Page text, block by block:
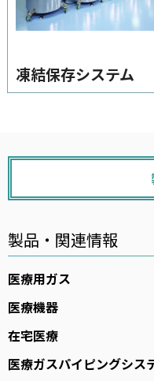
高気圧酸素療法（HBOT
カタログ・資料請求
医療ガスパイピングシ
バイオ機器
イベント・セミナー
凍結保存システム
製品・関連情報
医療用ガス
医療機器
在宅医療
医療ガスパイピングシス